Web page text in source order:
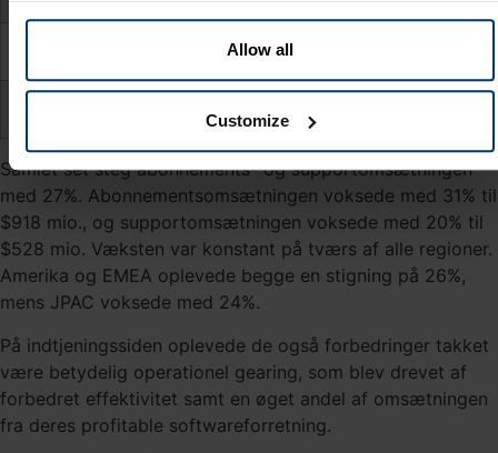
Allow all
Customize
$490 mio.
Samlet set steg abonnements- og supportomsætningen
med 27%. Abonnementsomsætningen voksede med 31% til
$918 mio., og supportomsætningen voksede med 20% til
$528 mio. Væksten var konstant på tværs af alle regioner.
Amerika og EMEA oplevede begge en stigning på 26%,
mens JPAC voksede med 24%.
På indtjeningssiden oplevede de også forbedringer takket
være betydelig operationel gearing, som blev drevet af
forbedret effektivitet samt en øget andel af omsætningen
fra deres profitable softwareforretning.